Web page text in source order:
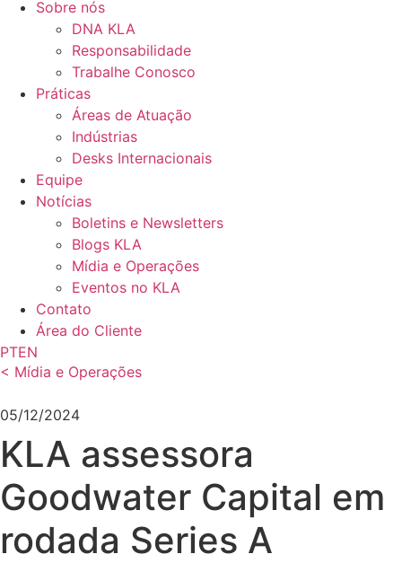
Sobre nós
DNA KLA
Responsabilidade
Trabalhe Conosco
Práticas
Áreas de Atuação
Indústrias
Desks Internacionais
Equipe
Notícias
Boletins e Newsletters
Blogs KLA
Mídia e Operações
Eventos no KLA
Contato
Área do Cliente
PTEN
< Mídia e Operações
05/12/2024
KLA assessora
Goodwater Capital em
rodada Series A